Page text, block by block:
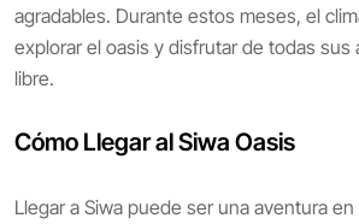
agradables. Durante estos meses, el
explorar el oasis y disfrutar de todas sus
libre.
Cómo Llegar al Siwa Oasis
Llegar a Siwa puede ser una aventura